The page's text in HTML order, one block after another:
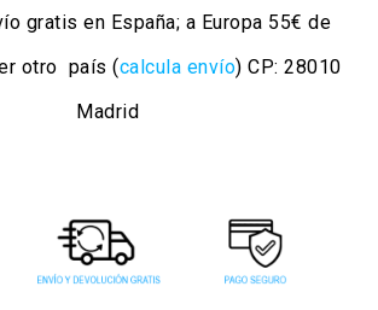
gratis en España; a Europa 55€ de
otro país (calcula envío) CP: 28010
Madrid